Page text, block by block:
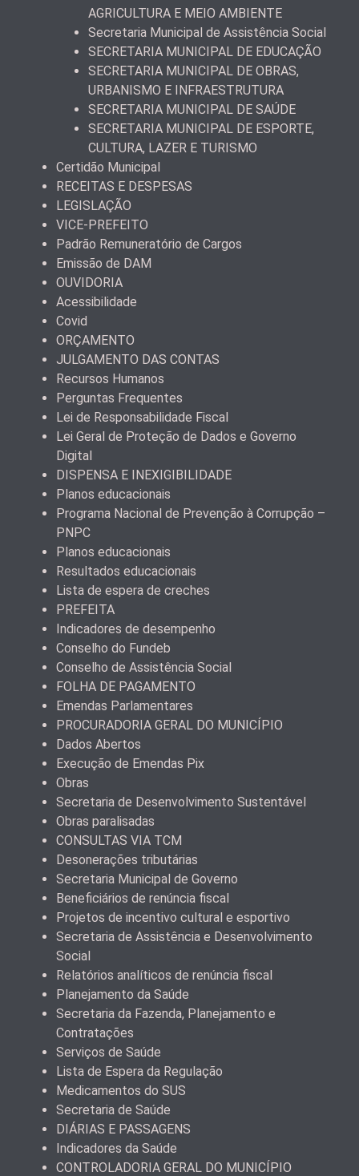
AGRICULTURA E MEIO AMBIENTE
Secretaria Municipal de Assistência Social
SECRETARIA MUNICIPAL DE EDUCAÇÃO
SECRETARIA MUNICIPAL DE OBRAS,
URBANISMO E INFRAESTRUTURA
SECRETARIA MUNICIPAL DE SAÚDE
SECRETARIA MUNICIPAL DE ESPORTE,
CULTURA, LAZER E TURISMO
Certidão Municipal
RECEITAS E DESPESAS
LEGISLAÇÃO
VICE-PREFEITO
Padrão Remuneratório de Cargos
Emissão de DAM
OUVIDORIA
Acessibilidade
Covid
ORÇAMENTO
JULGAMENTO DAS CONTAS
Recursos Humanos
Perguntas Frequentes
Lei de Responsabilidade Fiscal
Lei Geral de Proteção de Dados e Governo
Digital
DISPENSA E INEXIGIBILIDADE
Planos educacionais
Programa Nacional de Prevenção à Corrupção –
PNPC
Planos educacionais
Resultados educacionais
Lista de espera de creches
PREFEITA
Indicadores de desempenho
Conselho do Fundeb
Conselho de Assistência Social
FOLHA DE PAGAMENTO
Emendas Parlamentares
PROCURADORIA GERAL DO MUNICÍPIO
Dados Abertos
Execução de Emendas Pix
Obras
Secretaria de Desenvolvimento Sustentável
Obras paralisadas
CONSULTAS VIA TCM
Desonerações tributárias
Secretaria Municipal de Governo
Beneficiários de renúncia fiscal
Projetos de incentivo cultural e esportivo
Secretaria de Assistência e Desenvolvimento
Social
Relatórios analíticos de renúncia fiscal
Planejamento da Saúde
Secretaria da Fazenda, Planejamento e
Contratações
Serviços de Saúde
Lista de Espera da Regulação
Medicamentos do SUS
Secretaria de Saúde
DIÁRIAS E PASSAGENS
Indicadores da Saúde
CONTROLADORIA GERAL DO MUNICÍPIO